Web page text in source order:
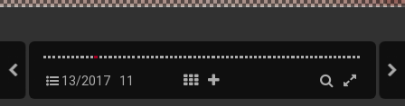
13/2017 11